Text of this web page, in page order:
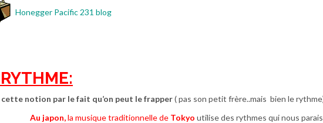
Honegger Pacific 231 blog
cette notion par le fait qu’on peut le frapper( pas son petit frère..mais bien le
Au japon,la musique traditionnelle de Tokyo utilise des rythmes qui nous